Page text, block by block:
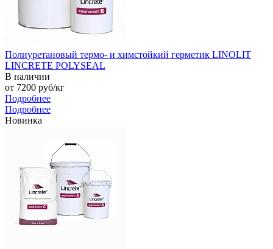
Полиуретановый термо- и химстойкий герметик LINOLIT
LINCRETE POLYSEAL
В наличии
от 7200 руб/кг
Подробнее
Подробнее
Новинка